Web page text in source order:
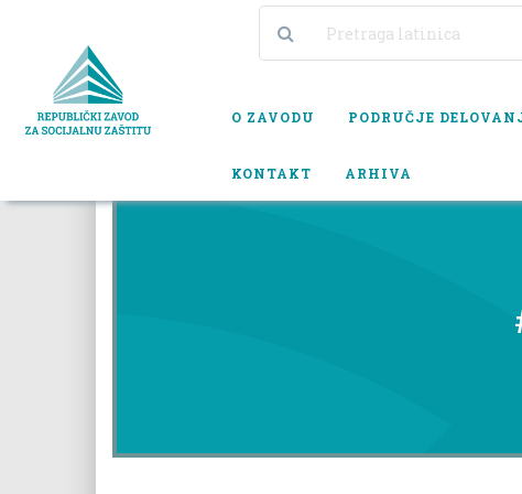
O ZAVODU PODRUČJE
KONTAKT ARHIVA